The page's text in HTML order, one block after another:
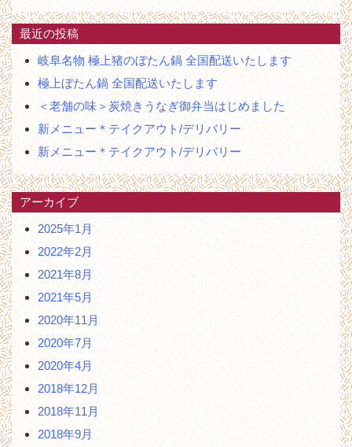
ビ
ゲ
ー
シ
ョ
ン
最近の投稿
岐阜名物 極上猪のぼたん鍋 全国配送いたします
極上ぼたん鍋 全国配送いたします
＜老舗の味＞炭焼きうなぎ御弁当はじめました
新メニュー＊テイクアウト/デリバリー
新メニュー＊テイクアウト/デリバリー
アーカイブ
2025年1月
2022年2月
2021年8月
2021年5月
2020年11月
2020年7月
2020年4月
2018年12月
2018年11月
2018年9月